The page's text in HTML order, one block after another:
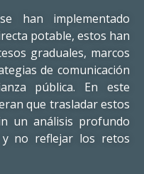
han implementado
potable, estos han
graduales, marcos
de comunicación
pública. En este
que trasladar estos
un análisis profundo
y no reflejar los retos